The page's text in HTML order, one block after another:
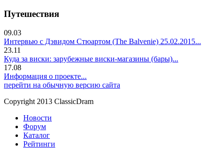
Путешествия
09.03
Интервью с Дэвидом Стюартом (The Balvenie) 25.02.2015...
23.11
Куда за виски: зарубежные виски-магазины (бары)...
17.08
Информация о проекте...
перейти на обычную версию сайта
Copyright 2013 ClassicDram
Новости
Форум
Каталог
Рейтинги